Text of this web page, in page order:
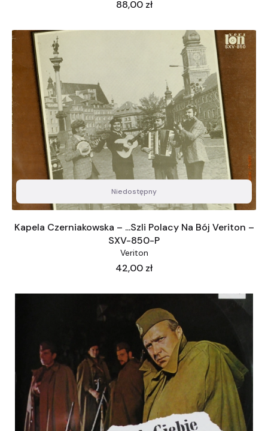
Cena
88,00 zł
Niedostępny
Kapela Czerniakowska – ...Szli Polacy Na Bój Veriton –
SXV-850-P
Veriton
Cena
42,00 zł